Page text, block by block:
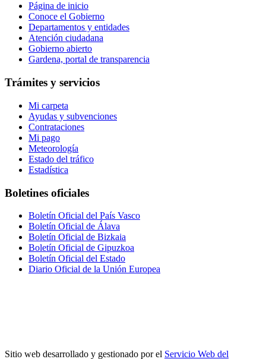
Página de inicio
Conoce el Gobierno
Departamentos y entidades
Atención ciudadana
Gobierno abierto
Gardena, portal de transparencia
Trámites y servicios
Mi carpeta
Ayudas y subvenciones
Contrataciones
Mi pago
Meteorología
Estado del tráfico
Estadística
Boletines oficiales
Boletín Oficial del País Vasco
Boletín Oficial de Álava
Boletín Oficial de Bizkaia
Boletín Oficial de Gipuzkoa
Boletín Oficial del Estado
Diario Oficial de la Unión Europea
Sitio web desarrollado y gestionado por el Servicio Web del